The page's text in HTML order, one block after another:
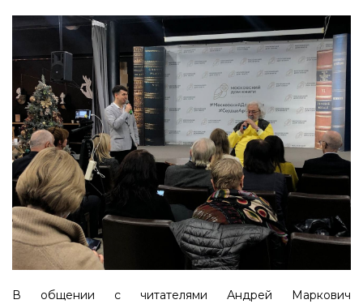
В общении с читателями Андрей Маркович